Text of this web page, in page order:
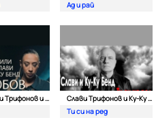
Ад и рай
Лили| Слави Tрифонов и Ку-Ку Бенд
Слави Трифонов и Ку-Kу Бенд
Ти си на ред